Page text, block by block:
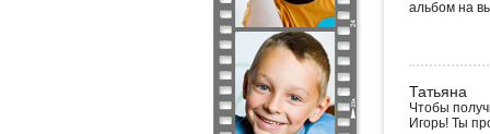
альбом на
Татьяна
Чтобы
Игорь! Ты